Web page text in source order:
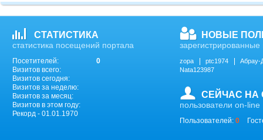
СТАТИСТИКА
статистика посещений портала
Посетителей:
0
Визитов всего:
Визитов сегодня:
Визитов за неделю:
Визитов за месяц:
Визитов в этом году:
Рекорд - 01.01.1970
НОВЫЕ
зарегистрированные
zopa ptc1974
Абрау-
Nata123987
СЕЙЧАС НА
пользователи on-line
Пользователей: 0